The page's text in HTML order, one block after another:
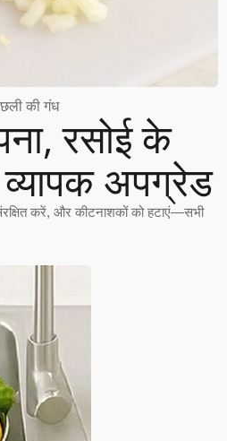
की गंध
रसोई के
व्यापक अपग्रेड
करें, और कीटनाशकों को हटाएं—सभी